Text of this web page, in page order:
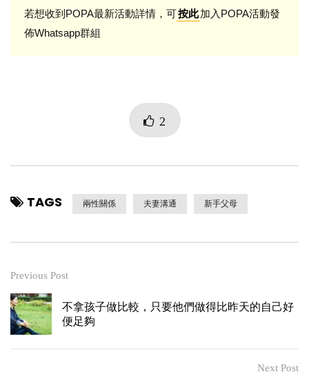
若想收到POPA最新活動詳情，可按此加入POPA活動發
佈Whatsapp群組
2
TAGS 兩性關係 夫妻溝通 新手父母
Previous Post
不拿孩子做比較，只要他們做得比昨天的自己好
便足夠
Next Post